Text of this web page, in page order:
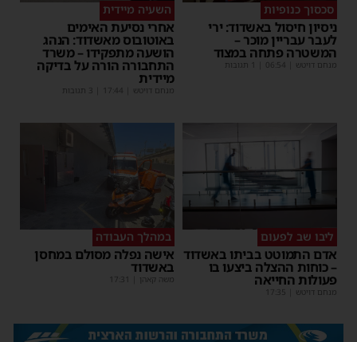
סכסוך כנופיות
ניסיון חיסול באשדוד: ירי
לעבר עבריין מוכר –
המשטרה פתחה במצוד
מנחם דויטש 06:54
השעיה מיידית
אחרי נסיעת האימים
באוטובוס מאשדוד: הנהג
הושעה מתפקידו – משרד
התחבורה הורה על בדיקה
מיידית
מנחם דויטש 17:44
ליבו שב לפעום
אדם התמוטט בביתו באשדוד
– כוחות ההצלה ביצעו בו
פעולות החייאה
מנחם דויטש 17:35
במהלך העבודה
אישה נפלה מסולם במחסן
באשדוד
משה קאהן 17:31